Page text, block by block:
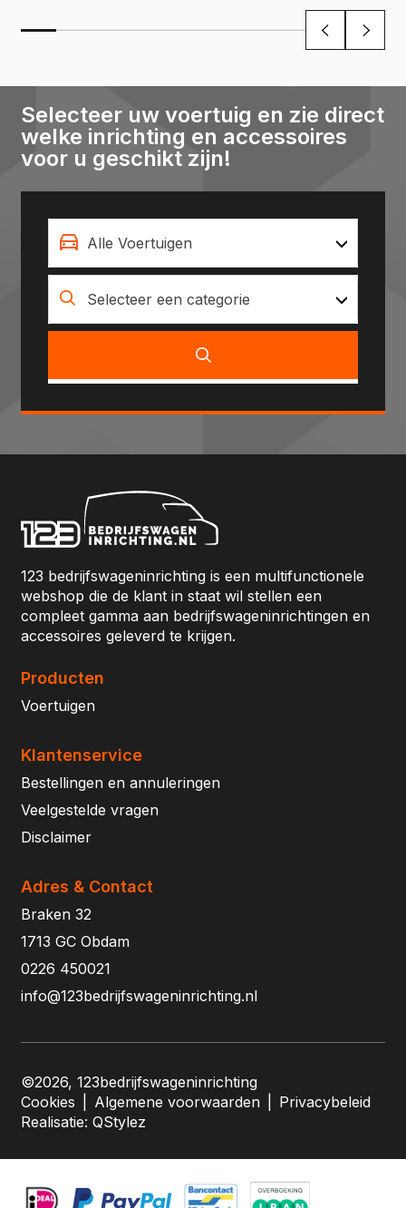
Selecteer uw voertuig en zie direct
welke inrichting en accessoires
voor u geschikt zijn!
Alle Voertuigen
Selecteer een categorie
123 bedrijfswageninrichting is een multifunctionele
webshop die de klant in staat wil stellen een
compleet gamma aan bedrijfswageninrichtingen en
accessoires geleverd te krijgen.
Producten
Voertuigen
Klantenservice
Bestellingen en annuleringen
Veelgestelde vragen
Disclaimer
Adres & Contact
Braken 32
1713 GC Obdam
0226 450021
info@123bedrijfswageninrichting.nl
©2026, 123bedrijfswageninrichting
Cookies
Algemene voorwaarden
Privacybeleid
Realisatie: QStylez